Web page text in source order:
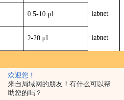
欢迎您！
来自局域网的朋友！有什么可以帮
助您的吗？
0.5-10 μl labnet
2-20 μl labnet
20-200 μl labnet